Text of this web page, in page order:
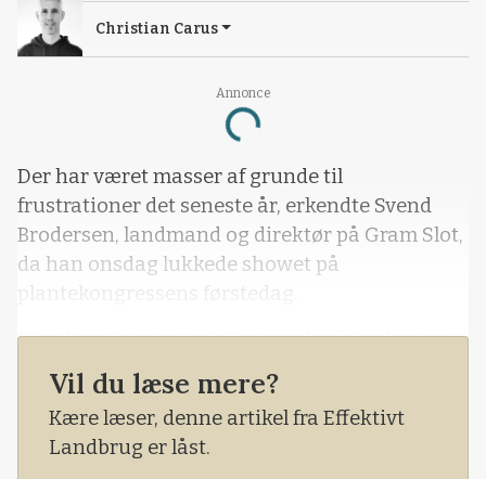
Annonce
Loading...
Christian Carus
Der har været masser af grunde til
frustrationer det seneste år, erkendte Svend
Brodersen, landmand og direktør på Gram Slot,
da han onsdag lukkede showet på
plantekongressens førstedag.
Blandt andet startede året med uvisheden om
den grønne trepart, mens bluetongue også gav
grå hår på slottet, der råder over 3.500 hektar
agerjord, 1.350 malkekøer, 400 hektar kartofler
og 50 hektar løg.
Vil du læse mere?
Kære læser, denne artikel fra Effektivt
Landbrug er låst.